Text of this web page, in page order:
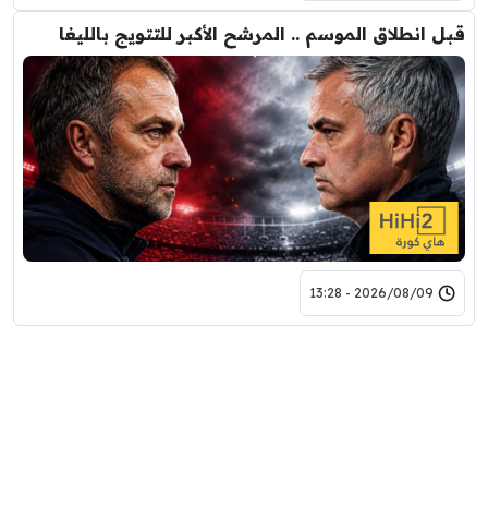
قبل انطلاق الموسم .. المرشح الأكبر للتتويج بالليغا
2026/08/09 - 13:28